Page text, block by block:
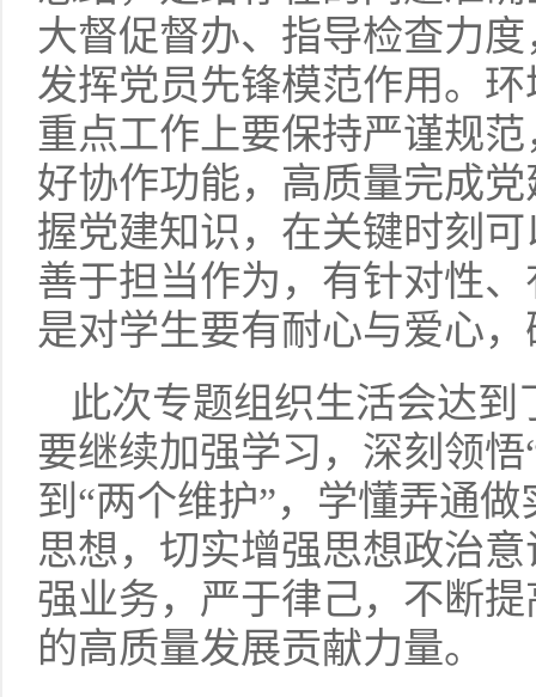
大督促督办、指导检查力
发挥党员先锋模范作用。
重点工作上要保持严谨规
好协作功能，高质量完成
握党建知识，在关键时刻
善于担当作为，有针对性
是对学生要有耐心与爱心
此次专题组织生活会达
要继续加强学习，深刻领
到“两个维护”，学懂弄通
思想，切实增强思想政治
强业务，严于律己，不断
的高质量发展贡献力量。